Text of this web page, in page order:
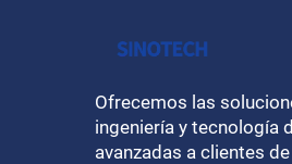
Ofrecemos las
ingeniería y tecnología
avanzadas a clientes